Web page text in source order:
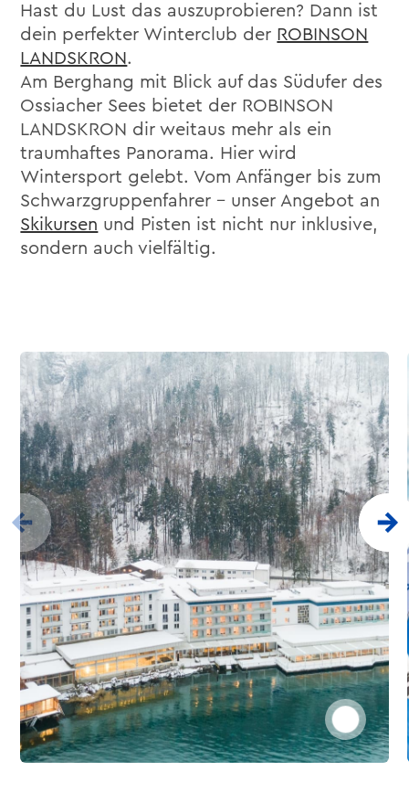
Hast du Lust das auszuprobieren? Dann ist
dein perfekter Winterclub der ROBINSON
LANDSKRON.
Am Berghang mit Blick auf das Südufer des
Ossiacher Sees bietet der ROBINSON
LANDSKRON dir weitaus mehr als ein
traumhaftes Panorama. Hier wird
Wintersport gelebt. Vom Anfänger bis zum
Schwarzgruppenfahrer – unser Angebot an
Skikursen und Pisten ist nicht nur inklusive,
sondern auch vielfältig.